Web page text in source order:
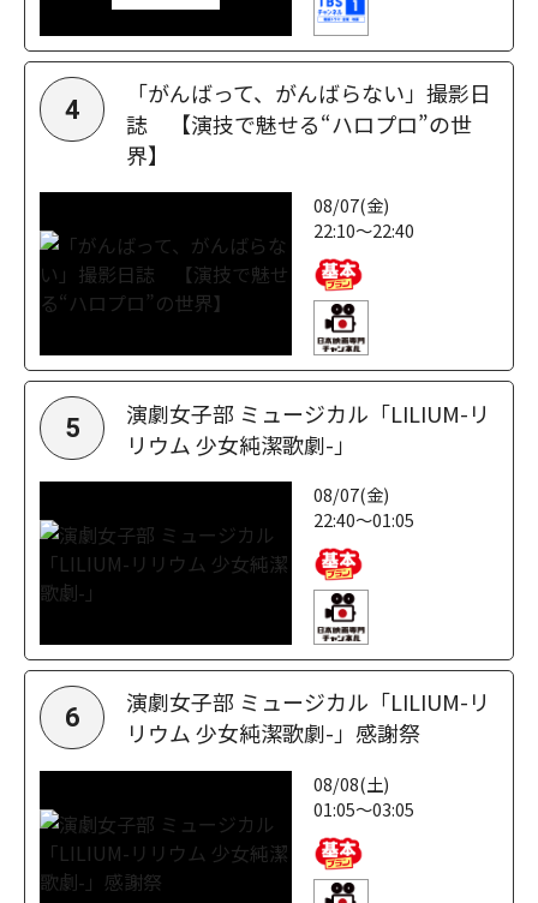
4
「がんばって、がんばらない」撮影日
誌 【演技で魅せる“ハロプロ”の世
界】
08/07(金)
22:10～22:40
5
演劇女子部 ミュージカル「LILIUM-リ
リウム 少女純潔歌劇-」
08/07(金)
22:40～01:05
6
演劇女子部 ミュージカル「LILIUM-リ
リウム 少女純潔歌劇-」感謝祭
08/08(土)
01:05～03:05